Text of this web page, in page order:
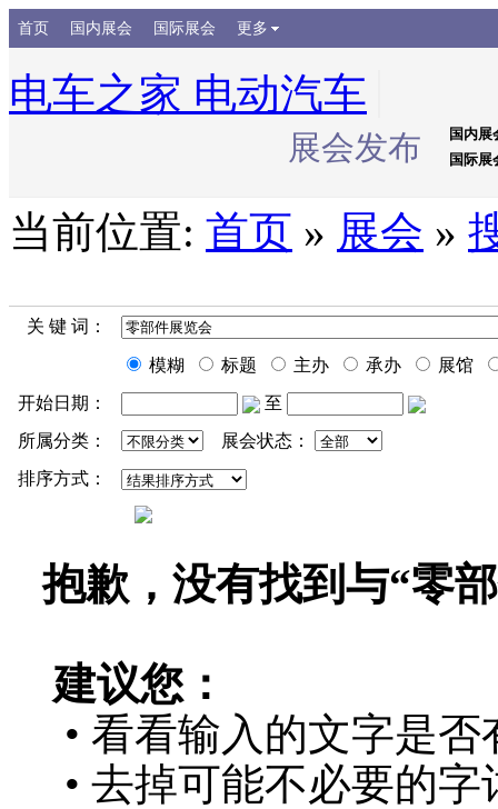
首页 国内展会 国际展会 更多
电车之家 电动汽车
展会发布
国内展
国际展
当前位置: 首页 » 展会 »
关 键 词：
模糊 标题 主办 承办
展馆
开始日期：
至
所属分类：
展会状态：
排序方式：
抱歉，没有找到与“零
建议您：
• 看看输入的文字是否
• 去掉可能不必要的字